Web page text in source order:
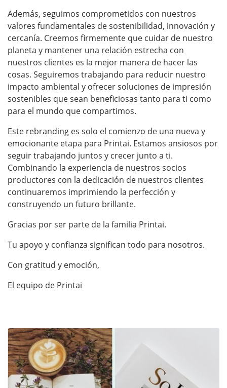
Además, seguimos comprometidos con nuestros
valores fundamentales de sostenibilidad, innovación y
cercanía. Creemos firmemente que cuidar de nuestro
planeta y mantener una relación estrecha con
nuestros clientes es la mejor manera de hacer las
cosas. Seguiremos trabajando para reducir nuestro
impacto ambiental y ofrecer soluciones de impresión
sostenibles que sean beneficiosas tanto para ti como
para el mundo que compartimos.
Este rebranding es solo el comienzo de una nueva y
emocionante etapa para Printai. Estamos ansiosos por
seguir trabajando juntos y crecer junto a ti.
Combinando la experiencia de nuestros socios
productores con la dedicación de nuestros clientes
continuaremos imprimiendo la perfección y
construyendo un futuro brillante.
Gracias por ser parte de la familia Printai.
Tu apoyo y confianza significan todo para nosotros.
Con gratitud y emoción,
El equipo de Printai